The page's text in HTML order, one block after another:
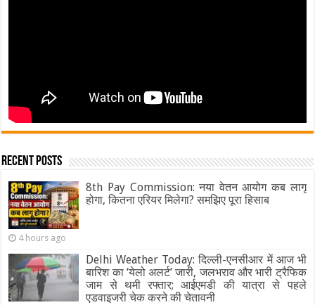
Recent Posts
8th Pay Commission: नया वेतन आयोग कब लागू
होगा, कितना एरियर मिलेगा? समझिए पूरा हिसाब
4 hours ago
Delhi Weather Today: दिल्ली-एनसीआर में आज भी
बारिश का ‘येलो अलर्ट’ जारी, जलभराव और भारी ट्रैफिक
जाम से थमी रफ्तार; आईएमडी की यात्रा से पहले
एडवाइजरी चेक करने की चेतावनी